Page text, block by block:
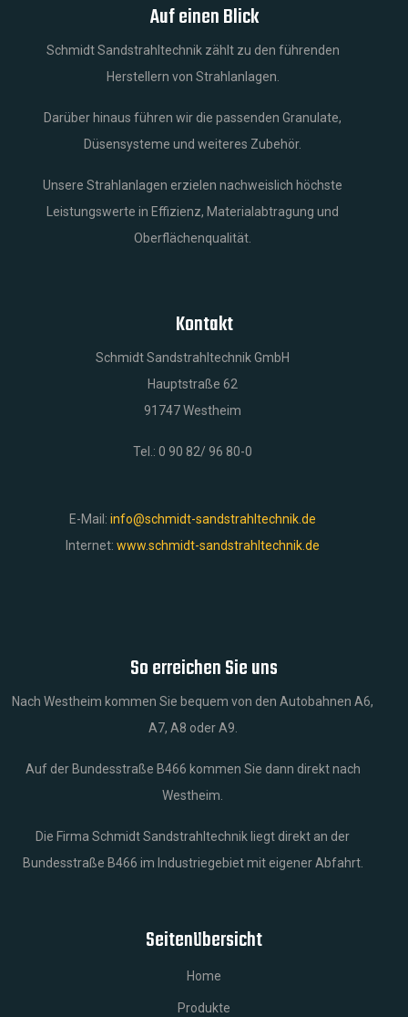
Auf einen Blick
Schmidt Sandstrahltechnik zählt zu den führenden
Herstellern von Strahlanlagen.
Darüber hinaus führen wir die passenden Granulate,
Düsensysteme und weiteres Zubehör.
Unsere Strahlanlagen erzielen nachweislich höchste
Leistungswerte in Effizienz, Materialabtragung und
Oberflächenqualität.
Kontakt
Schmidt Sandstrahltechnik GmbH
Hauptstraße 62
91747 Westheim
Tel.: 0 90 82/ 96 80-0
E-Mail: info@schmidt-sandstrahltechnik.de
Internet: www.schmidt-sandstrahltechnik.de
So erreichen Sie uns
Nach Westheim kommen Sie bequem von den Autobahnen A6,
A7, A8 oder A9.
Auf der Bundesstraße B466 kommen Sie dann direkt nach
Westheim.
Die Firma Schmidt Sandstrahltechnik liegt direkt an der
Bundesstraße B466 im Industriegebiet mit eigener Abfahrt.
Seitenübersicht
Home
Produkte